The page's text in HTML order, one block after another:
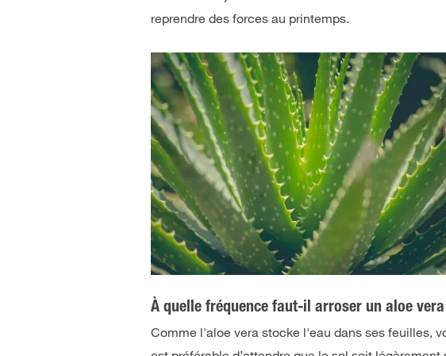
reprendre des forces au printemps.
À quelle fréquence faut-il arroser un aloe
Comme l'aloe vera stocke l'eau dans ses feuilles,